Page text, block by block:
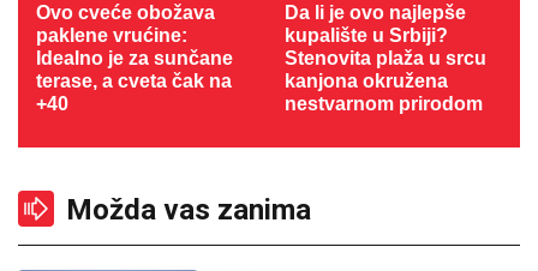
Ovo cveće obožava
paklene vrućine:
Idealno je za sunčane
terase, a cveta čak na
+40
Da li je ovo najlepše
kupalište u Srbiji?
Stenovita plaža u srcu
kanjona okružena
nestvarnom prirodom
Možda vas zanima